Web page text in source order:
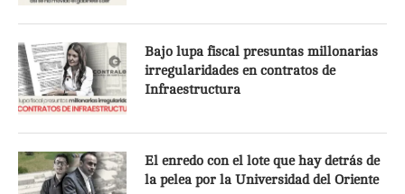
Bajo lupa fiscal presuntas millonarias
irregularidades en contratos de
Infraestructura
El enredo con el lote que hay detrás de
la pelea por la Universidad del Oriente